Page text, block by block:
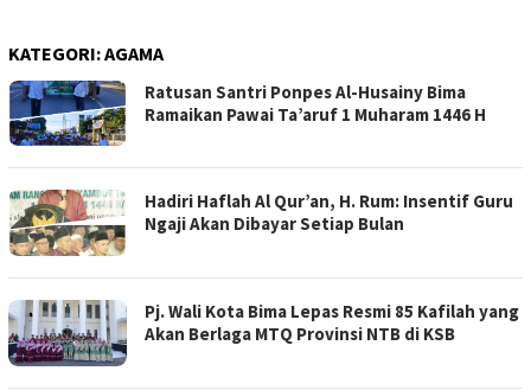
KATEGORI:AGAMA
Ratusan Santri Ponpes Al-Husainy Bima
Ramaikan Pawai Ta’aruf 1 Muharam 1446 H
Hadiri Haflah Al Qur’an, H. Rum: Insentif Guru
Ngaji Akan Dibayar Setiap Bulan
Pj. Wali Kota Bima Lepas Resmi 85 Kafilah yang
Akan Berlaga MTQ Provinsi NTB di KSB